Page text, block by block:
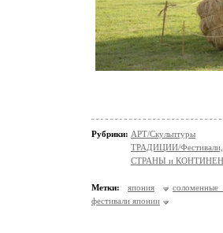
Рубрики: АРТ/Скульптуры
ТРАДИЦИИ/
СТРАНЫ и
Метки: япония
соломенные
фестивали японии